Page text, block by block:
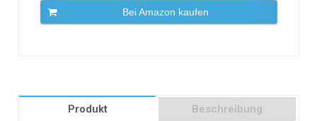
Bei Amazon kaufen
Produkt Beschreibung